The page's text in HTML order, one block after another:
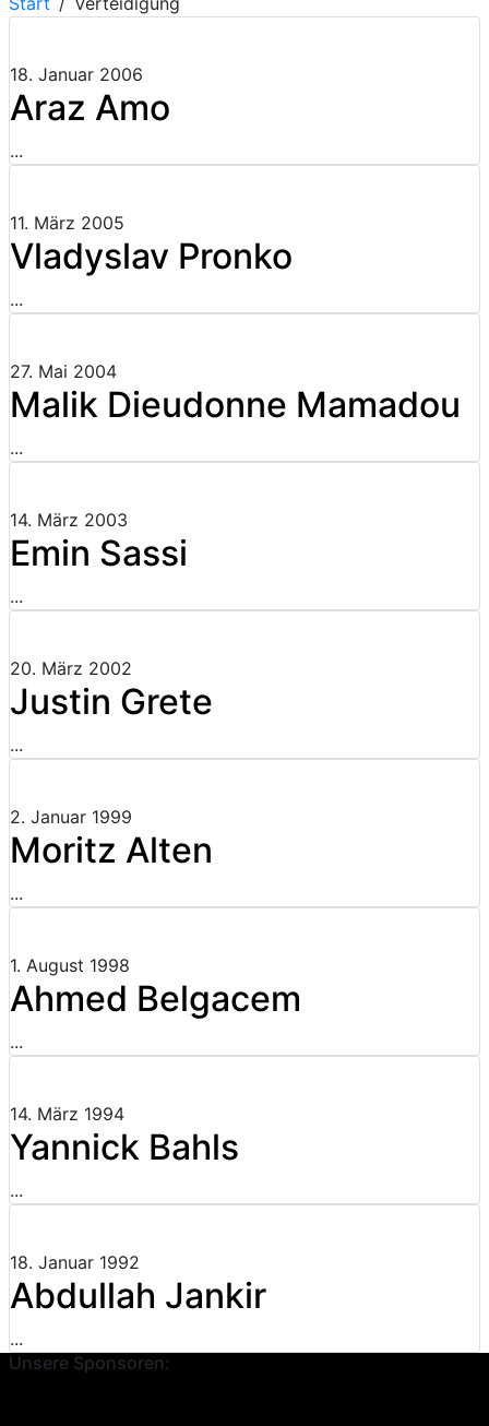
18. Januar 2006
Araz Amo
...
11. März 2005
Vladyslav Pronko
...
27. Mai 2004
Malik Dieudonne Mamadou
...
14. März 2003
Emin Sassi
...
20. März 2002
Justin Grete
...
2. Januar 1999
Moritz Alten
...
1. August 1998
Ahmed Belgacem
...
14. März 1994
Yannick Bahls
...
18. Januar 1992
Abdullah Jankir
...
Unsere Sponsoren: